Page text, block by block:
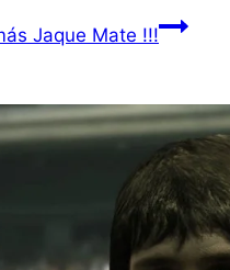
Jaque Mate !!!